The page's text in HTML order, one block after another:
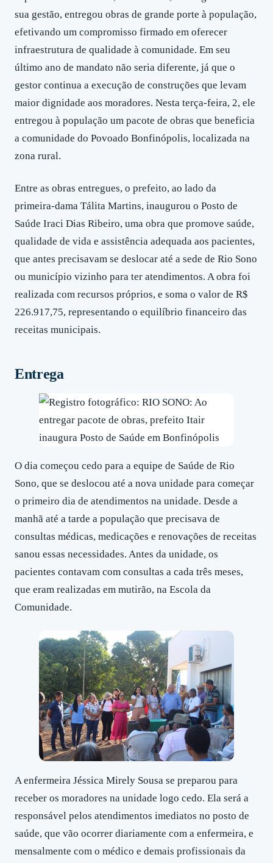
sua gestão, entregou obras de grande porte à população,
efetivando um compromisso firmado em oferecer
infraestrutura de qualidade à comunidade. Em seu
último ano de mandato não seria diferente, já que o
gestor continua a execução de construções que levam
maior dignidade aos moradores. Nesta terça-feira, 2, ele
entregou à população um pacote de obras que beneficia
a comunidade do Povoado Bonfinópolis, localizada na
zona rural.
Entre as obras entregues, o prefeito, ao lado da
primeira-dama Tálita Martins, inaugurou o Posto de
Saúde Iraci Dias Ribeiro, uma obra que promove saúde,
qualidade de vida e assistência adequada aos pacientes,
que antes precisavam se deslocar até a sede de Rio Sono
ou município vizinho para ter atendimentos. A obra foi
realizada com recursos próprios, e soma o valor de R$
226.917,75, representando o equilíbrio financeiro das
receitas municipais.
Entrega
O dia começou cedo para a equipe de Saúde de Rio
Sono, que se deslocou até a nova unidade para começar
o primeiro dia de atendimentos na unidade. Desde a
manhã até a tarde a população que precisava de
consultas médicas, medicações e renovações de receitas
sanou essas necessidades. Antes da unidade, os
pacientes contavam com consultas a cada três meses,
que eram realizadas em mutirão, na Escola da
Comunidade.
A enfermeira Jéssica Mirely Sousa se preparou para
receber os moradores na unidade logo cedo. Ela será a
responsável pelos atendimentos imediatos no posto de
saúde, que vão ocorrer diariamente com a enfermeira, e
mensalmente com o médico e demais profissionais da